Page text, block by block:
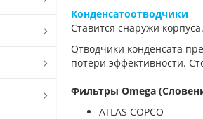
Конденсатоотводчики
Ставится снаружи
Отводчики конденсата
потери эффективности.
Фильтры Omega
ATLAS COPCO